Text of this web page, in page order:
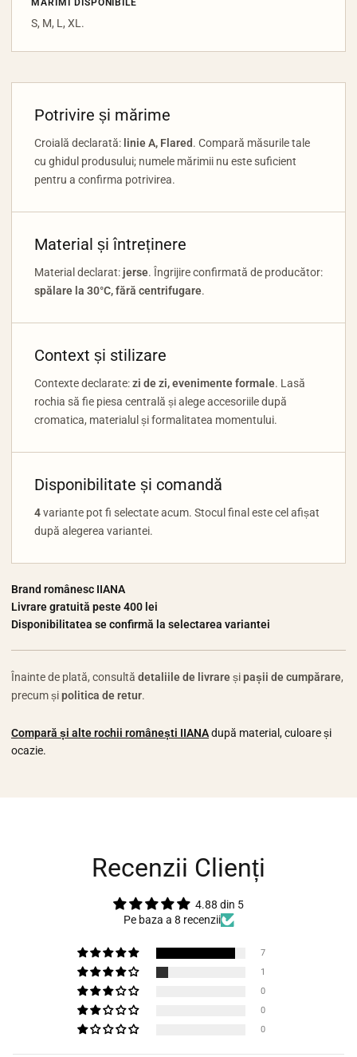
MĂRIMI DISPONIBILE
S, M, L, XL.
Potrivire și mărime
Croială declarată: linie A, Flared. Compară măsurile tale
cu ghidul produsului; numele mărimii nu este suficient
pentru a confirma potrivirea.
Material și întreținere
Material declarat: jerse. Îngrijire confirmată de producător:
spălare la 30°C, fără centrifugare.
Context și stilizare
Contexte declarate:zi de zi, evenimente formale. Lasă
rochia să fie piesa centrală și alege accesoriile după
cromatica, materialul și formalitatea momentului.
Disponibilitate și comandă
4variante pot fi selectate acum. Stocul final este cel afișat
după alegerea variantei.
Brand românesc IIANA
Livrare gratuită peste 400 lei
Disponibilitatea se confirmă la selectarea variantei
Înainte de plată, consultă detaliile de livrare șipașii de cumpărare,
precum șipolitica de retur.
Compară și alte rochii românești IIANAdupă material, culoare și
ocazie.
Recenzii Clienți
4.88 din 5
Pe baza a 8 recenzii
7
1
0
0
0